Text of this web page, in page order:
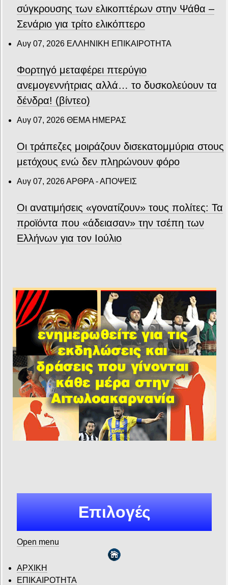
σύγκρουσης των ελικοπτέρων στην Ψάθα –
Σενάριο για τρίτο ελικόπτερο
Αυγ 07, 2026 ΕΛΛΗΝΙΚΗ ΕΠΙΚΑΙΡΟΤΗΤΑ
Φορτηγό μεταφέρει πτερύγιο
ανεμογεννήτριας αλλά… το δυσκολεύουν τα
δένδρα! (βίντεο)
Αυγ 07, 2026 ΘΕΜΑ ΗΜΕΡΑΣ
Οι τράπεζες μοιράζουν δισεκατομμύρια στους
μετόχους ενώ δεν πληρώνουν φόρο
Αυγ 07, 2026ΑΡΘΡΑ - ΑΠΟΨΕΙΣ
Οι ανατιμήσεις «γονατίζουν» τους πολίτες: Τα
προϊόντα που «άδειασαν» την τσέπη των
Ελλήνων για τον Ιούλιο
Επιλογές
Open menu
ΑΡΧΙΚΗ
ΕΠΙΚΑΙΡΟΤΗΤΑ